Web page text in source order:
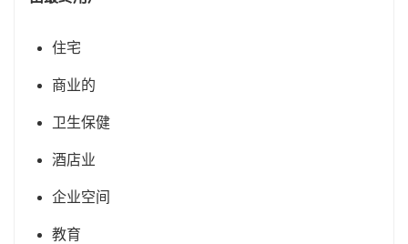
住宅
商业的
卫生保健
酒店业
企业空间
教育